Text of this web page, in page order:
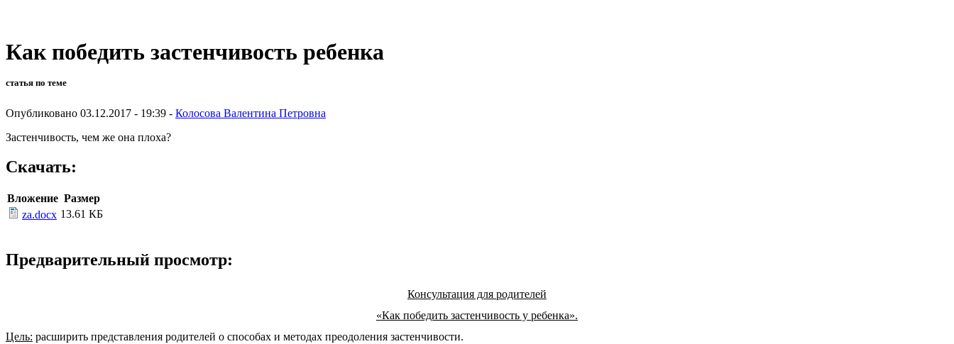
Как победить застенчивость ребенка
статья по теме
Опубликовано 03.12.2017 - 19:39 - Колосова Валентина Петровна
Застенчивость, чем же она плоха?
Скачать:
Вложение Размер
za.docx 13.61 КБ
Предварительный просмотр:
Консультация для родителей
«Как победить застенчивость у ребенка».
Цель: расширить представления родителей о способах и методах преодоления застенчивости.